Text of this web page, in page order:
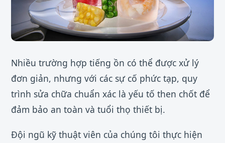
Nhiều trường hợp tiếng ồn có thể được xử lý
đơn giản, nhưng với các sự cố phức tạp, quy
trình sửa chữa chuẩn xác là yếu tố then chốt để
đảm bảo an toàn và tuổi thọ thiết bị.
Đội ngũ kỹ thuật viên của chúng tôi thực hiện